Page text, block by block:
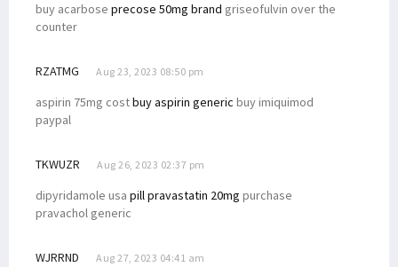
buy acarbose precose 50mg brand griseofulvin over the
counter
RZATMG Aug 23, 2023 08:50 pm
aspirin 75mg costbuy aspirin generic buy imiquimod
paypal
TKWUZR Aug 26, 2023 02:37 pm
dipyridamole usa pill pravastatin 20mg purchase
pravachol generic
WJRRND Aug 27, 2023 04:41 am